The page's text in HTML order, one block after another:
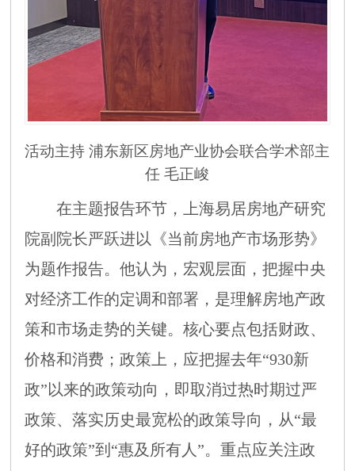
活动主持 浦东新区房地产业协会联合学术部主
任 毛正峻
在主题报告环节，
上海易居房地产研究
院副院长严跃进以《当前房地产市场形势》
为题作报告。他认为，宏观层面，把握中央
对经济工作的定调和部署，是理解房地产政
策和市场走势的关键。核心要点包括财政、
价格和消费；政策上，应把握去年“930新
政”以来的政策动向，即取消过热时期过严
政策、落实历史最宽松的政策导向，从“最
好的政策”到“惠及所有人”。重点应关注政